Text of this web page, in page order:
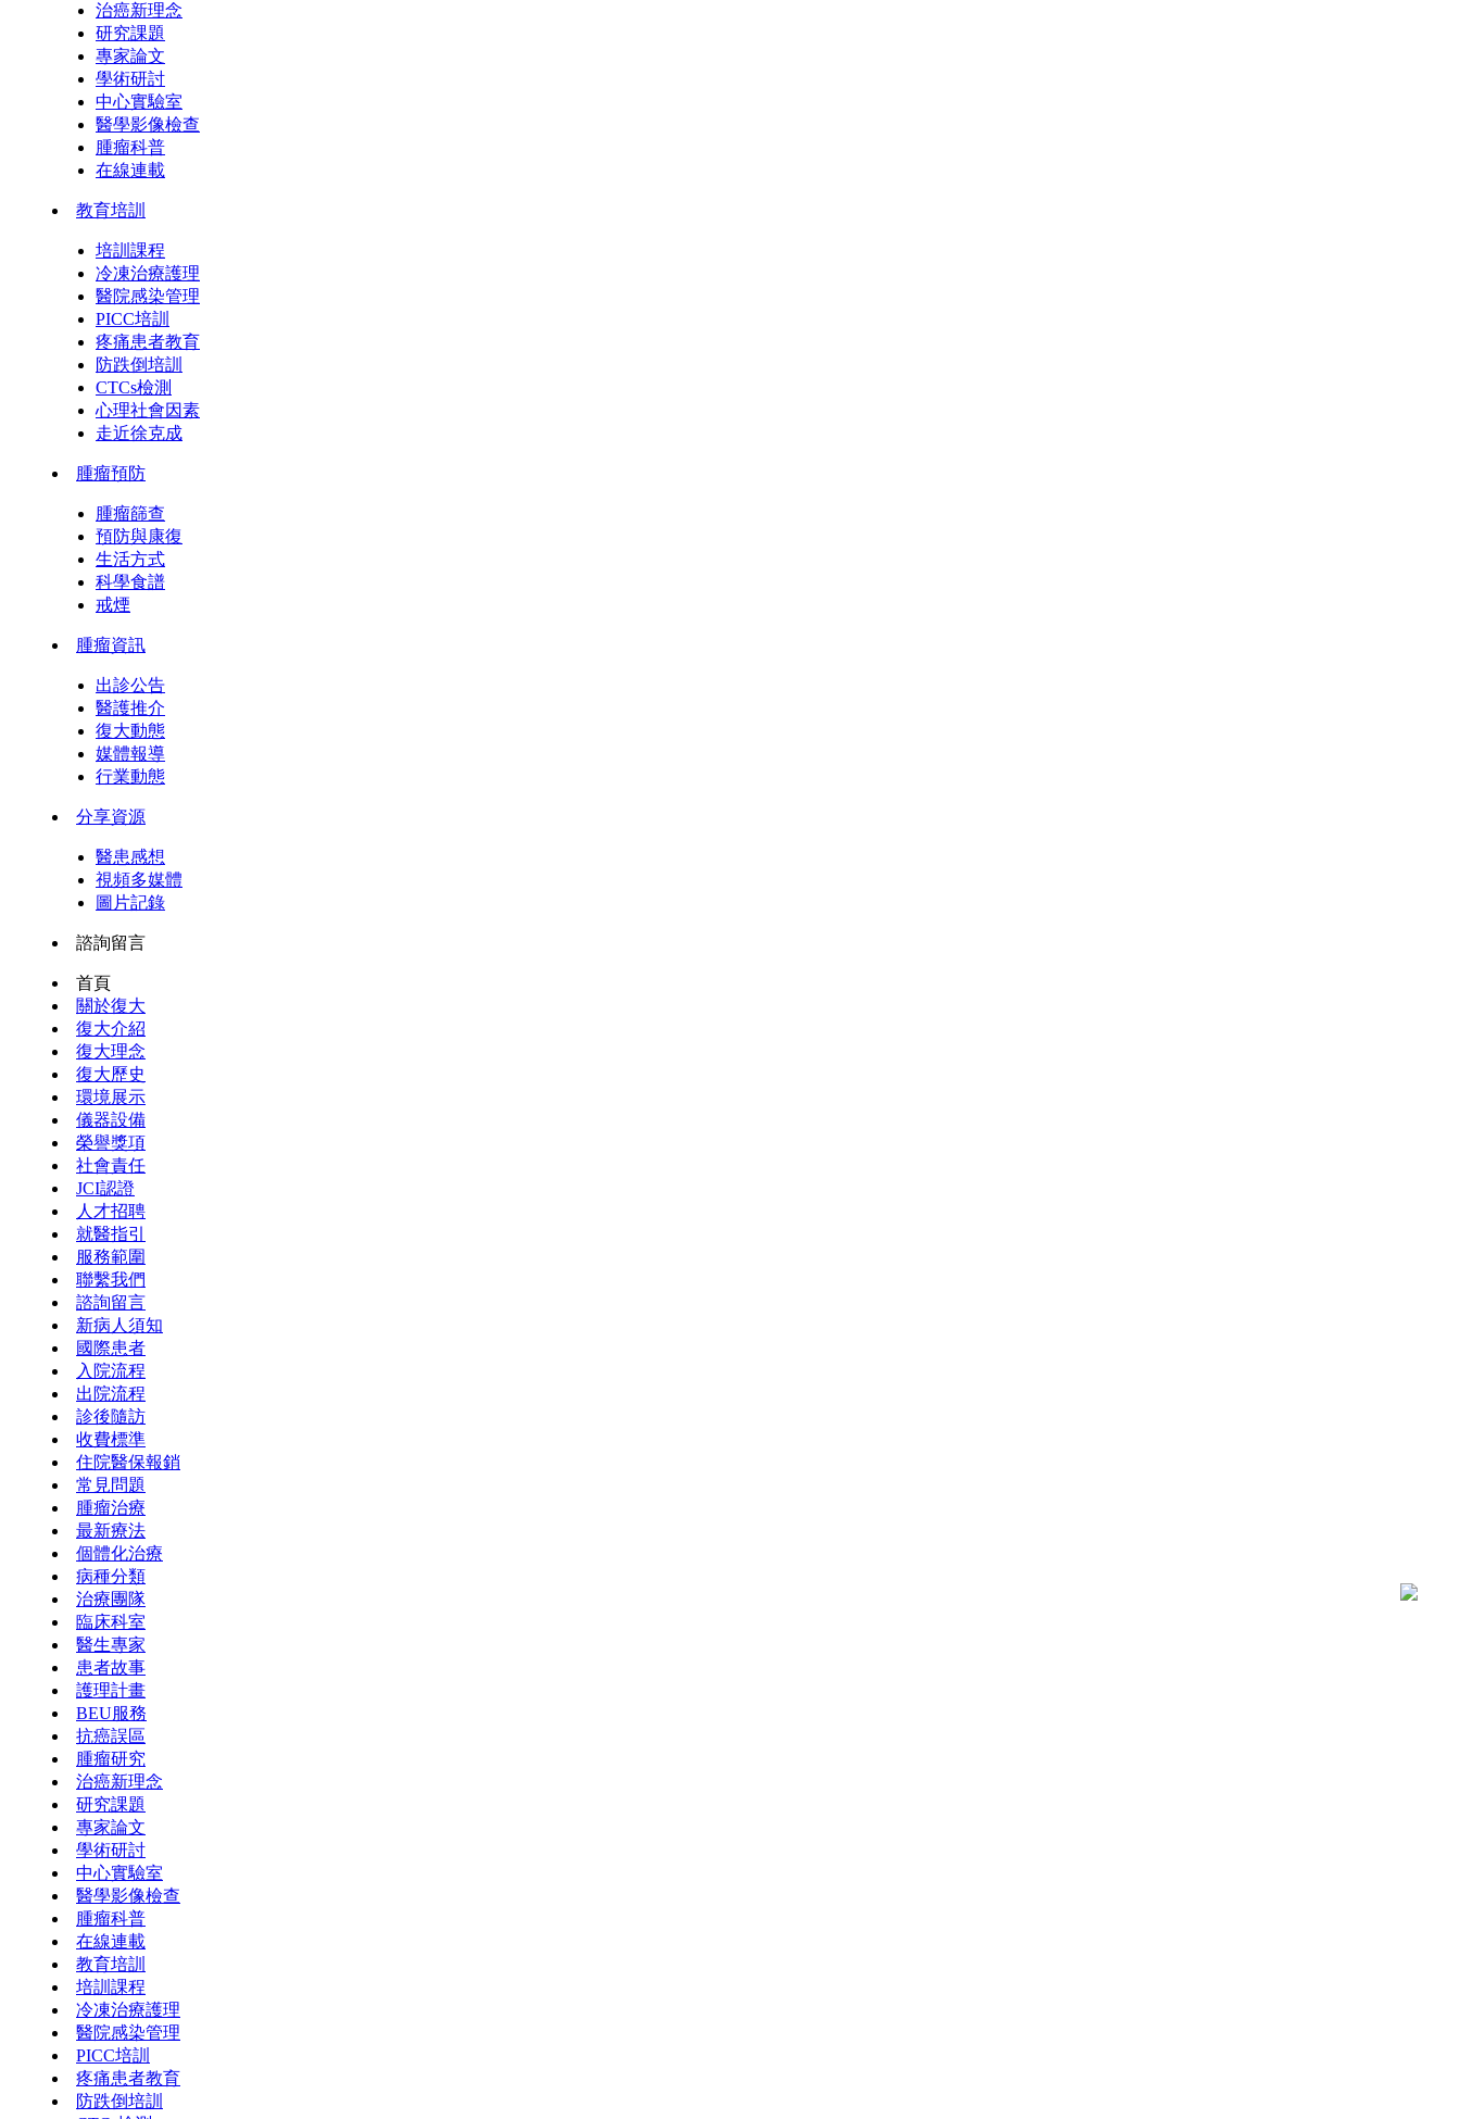
治癌新理念
研究課題
專家論文
學術研討
中心實驗室
醫學影像檢查
腫瘤科普
在線連載
教育培訓
培訓課程
冷凍治療護理
醫院感染管理
PICC培訓
疼痛患者教育
防跌倒培訓
CTCs檢測
心理社會因素
走近徐克成
腫瘤預防
腫瘤篩查
預防與康復
生活方式
科學食譜
戒煙
腫瘤資訊
出診公告
醫護推介
復大動態
媒體報導
行業動態
分享資源
醫患感想
視頻多媒體
圖片記錄
諮詢留言
首頁
關於復大
復大介紹
復大理念
復大歷史
環境展示
儀器設備
榮譽獎項
社會責任
JCI認證
人才招聘
就醫指引
服務範圍
聯繫我們
諮詢留言
新病人須知
國際患者
入院流程
出院流程
診後隨訪
收費標準
住院醫保報銷
常見問題
腫瘤治療
最新療法
個體化治療
病種分類
治療團隊
臨床科室
醫生專家
患者故事
護理計畫
BEU服務
抗癌誤區
腫瘤研究
治癌新理念
研究課題
專家論文
學術研討
中心實驗室
醫學影像檢查
腫瘤科普
在線連載
教育培訓
培訓課程
冷凍治療護理
醫院感染管理
PICC培訓
疼痛患者教育
防跌倒培訓